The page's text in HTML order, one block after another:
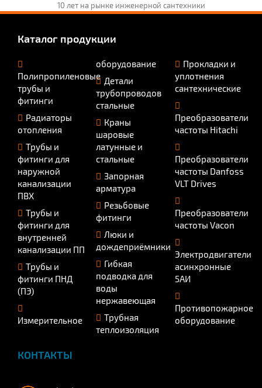
10 лет на рынке инженерной сантехники
Каталог продукции
Полипропиленовые
трубы и
фитинги
Радиаторы
отопления
Трубы и
фитинги для
наружной
канализации
ПВХ
Трубы и
фитинги для
внутренней
канализации ПП
Трубы и
фитинги ПНД
(ПЭ)
Измерительное
оборудование
Детали
трубопроводов
стальные
Краны
шаровые
латунные и
стальные
Запорная
арматура
Резьбовые
фитинги
Люки и
дождеприёмники
Гибкая
подводка для
воды
нержавеющая
Трубная
теплоизоляция
Прокладки и
уплотнения
сантехнические
Преобразователи
частоты Hitachi
Преобразователи
частоты Danfoss
VLT Drives
Преобразователи
частоты Vacon
Электродвигатели
асинхронные
5АИ
Противопожарное
оборудование
КОНТАКТЫ